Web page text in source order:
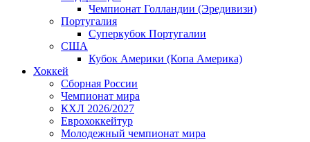
Чемпионат Голландии (Эредивизи)
Португалия
Суперкубок Португалии
США
Кубок Америки (Копа Америка)
Хоккей
Сборная России
Чемпионат мира
КХЛ 2026/2027
Еврохоккейтур
Молодежный чемпионат мира